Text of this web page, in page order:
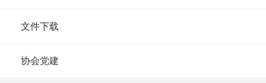
文件下载
协会党建